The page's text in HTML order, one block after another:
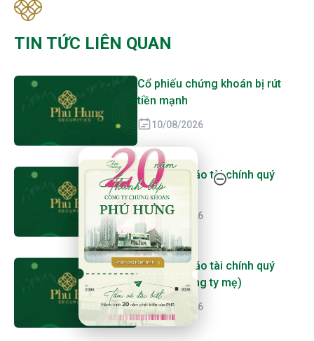
TIN TỨC LIÊN QUAN
Cổ phiếu chứng khoán bị rút
tiền mạnh
10/08/2026
VGV: Báo cáo tài chính quý
2/2026
10/08/2026
VGV: Báo cáo tài chính quý
2/2026 (công ty mẹ)
10/08/2026
20 Năm Thành Lập - Công Ty Chứng Khoán Phú